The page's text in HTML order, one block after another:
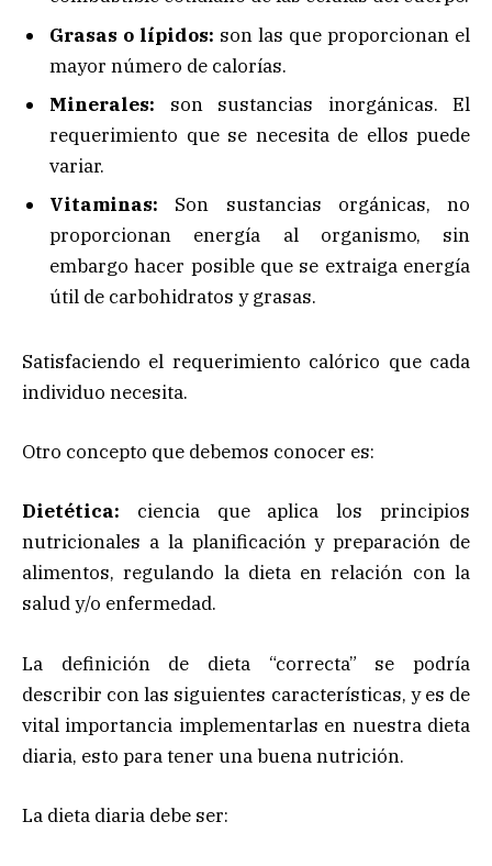
Grasas o lípidos: son las que proporcionan el
mayor número de calorías.
Minerales: son sustancias inorgánicas. El
requerimiento que se necesita de ellos puede
variar.
Vitaminas: Son sustancias orgánicas, no
proporcionan energía al organismo, sin
embargo hacer posible que se extraiga energía
útil de carbohidratos y grasas.
Satisfaciendo el requerimiento calórico que cada
individuo necesita.
Otro concepto que debemos conocer es:
Dietética: ciencia que aplica los principios
nutricionales a la planificación y preparación de
alimentos, regulando la dieta en relación con la
salud y/o enfermedad.
La definición de dieta “correcta” se podría
describir con las siguientes características, y es de
vital importancia implementarlas en nuestra dieta
diaria, esto para tener una buena nutrición.
La dieta diaria debe ser: